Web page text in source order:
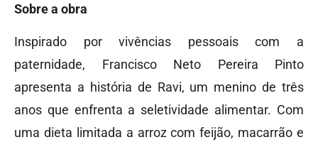
Sobre a obra
Inspirado por vivências pessoais com a
paternidade, Francisco Neto Pereira Pinto
apresenta a história de Ravi, um menino de três
anos que enfrenta a seletividade alimentar. Com
uma dieta limitada a arroz com feijão, macarrão e